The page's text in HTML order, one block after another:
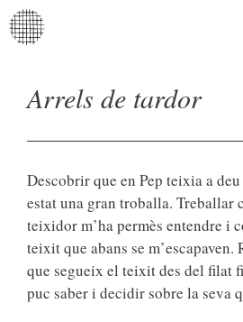
Vés
al
Arrels de tardor
Descobrir que en Pep teixia a
estat una gran troballa. Treballar
teixidor m’ha permès entendre i
teixit que abans se m’escapaven.
que segueix el teixit des del filat
puc saber i decidir sobre la seva